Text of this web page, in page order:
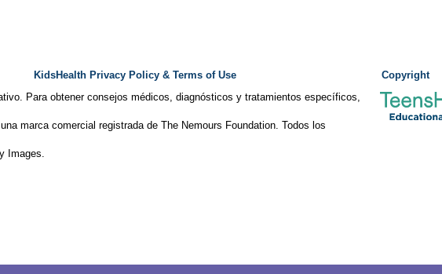
KidsHealth Privacy Policy & Terms of Use
Copyright
Para obtener consejos médicos, diagnósticos y tratamientos específicos,
marca comercial registrada de The Nemours Foundation. Todos los
Images.